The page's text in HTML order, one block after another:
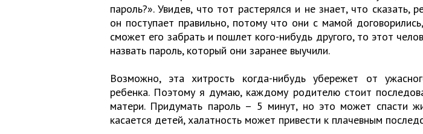
пароль?». Увидев, что тот растерялся и не знает, что сказать,
он поступает правильно, потому что они с мамой
сможет его забрать и пошлет кого-нибудь другого, то этот
назвать пароль, который они заранее выучили.
Возможно, эта хитрость когда-нибудь убережет от
ребенка. Поэтому я думаю, каждому родителю стоит
матери. Придумать пароль – 5 минут, но это может спасти
касается детей, халатность может привести к плачевным